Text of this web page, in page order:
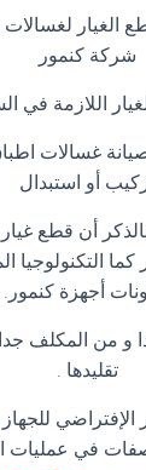
الغيار
شركة كنمور
اللازمة في
غسالات
أو استبدال
أن قطع
كما
أجهزة كنمور.
من المكلف جدا
تقليدها .
في عمليات